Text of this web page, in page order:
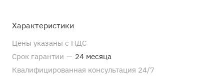
Характеристики
Цены указаны с НДС
Срок гарантии — 24 месяца
Квалифицированная консультация 24/7